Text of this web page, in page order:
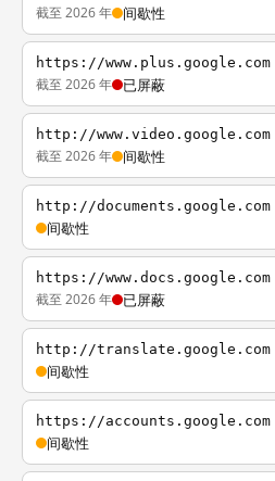
截至 2026 年 间歇性
https://www.plus.google.com
截至 2026 年 已屏蔽
http://www.video.google.com
截至 2026 年 间歇性
http://documents.google.com
间歇性
https://www.docs.google.com
截至 2026 年 已屏蔽
http://translate.google.com
间歇性
https://accounts.google.com
间歇性